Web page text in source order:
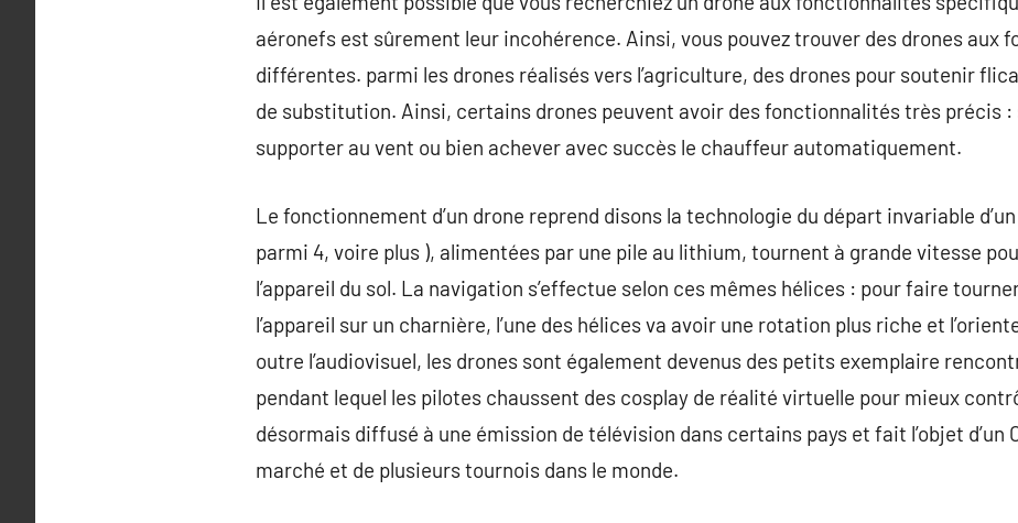
aéronefs est sûrement leur incohérence. Ainsi, vous pouvez trouver des drones aux
différentes. parmi les drones réalisés vers l’agriculture, des drones pour soutenir
de substitution. Ainsi, certains drones peuvent avoir des fonctionnalités très précis
supporter au vent ou bien achever avec succès le chauffeur automatiquement.
Le fonctionnement d’un drone reprend disons la technologie du départ invariable
parmi 4, voire plus ), alimentées par une pile au lithium, tournent à grande vitesse
l’appareil du sol. La navigation s’effectue selon ces mêmes hélices : pour faire
l’appareil sur un charnière, l’une des hélices va avoir une rotation plus riche et
outre l’audiovisuel, les drones sont également devenus des petits exemplaire
pendant lequel les pilotes chaussent des cosplay de réalité virtuelle pour mieux
désormais diffusé à une émission de télévision dans certains pays et fait l’objet d’un
marché et de plusieurs tournois dans le monde.